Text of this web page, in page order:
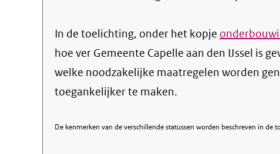
In de toelichting, onder het kopje
hoe ver Gemeente Capelle aan den IJssel is
welke noodzakelijke maatregelen worden
toegankelijker te maken.
De kenmerken van de verschillende statussen worden beschreven in de